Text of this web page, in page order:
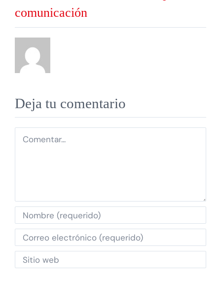
comunicación
Deja tu comentario
Comentar